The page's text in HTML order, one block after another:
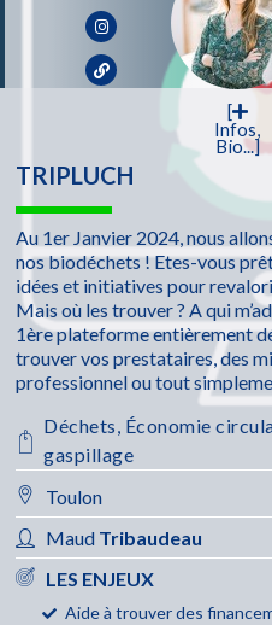
[
Infos,
Bio...]
TRIPLUCH
Au 1er Janvier 2024, nous
nos biodéchets ! Etes-vous
idées et initiatives pour
Mais où les trouver ? A qui
1ère plateforme entièrement
trouver vos prestataires, des
professionnel ou tout
Déchets, Économie
gaspillage
Toulon
Maud Tribaudeau
LES ENJEUX
Aide à trouver des